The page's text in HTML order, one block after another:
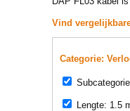
Vind
Categorie:
Lengte: 1.5